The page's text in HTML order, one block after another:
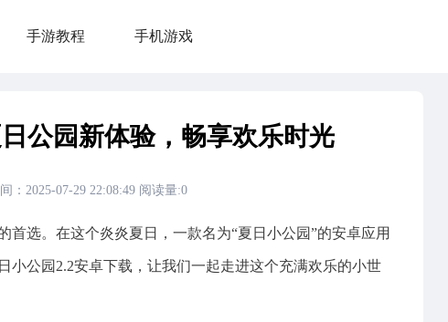
手游教程 手机游戏
公园新体验，畅享欢乐时光
：2025-07-29 22:08:49 阅读量:0
选。在这个炎炎夏日，一款名为“夏日小公园”的安卓应用
小公园2.2安卓下载，让我们一起走进这个充满欢乐的小世